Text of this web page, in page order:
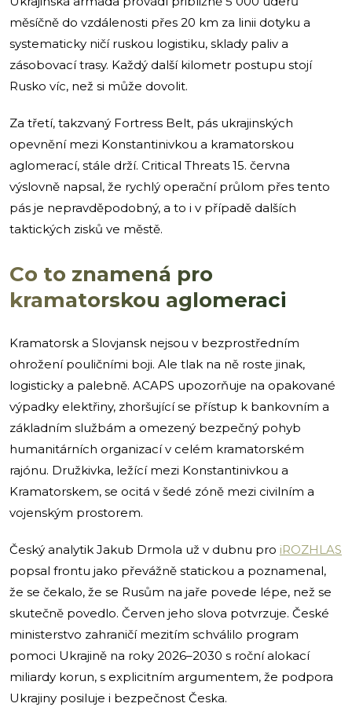
měsíčně do vzdálenosti přes 20 km za linii dotyku a
systematicky ničí ruskou logistiku, sklady paliv a
zásobovací trasy. Každý další kilometr postupu stojí
Rusko víc, než si může dovolit.
Za třetí, takzvaný Fortress Belt, pás ukrajinských
opevnění mezi Konstantinivkou a kramatorskou
aglomerací, stále drží. Critical Threats 15. června
výslovně napsal, že rychlý operační průlom přes tento
pás je nepravděpodobný, a to i v případě dalších
taktických zisků ve městě.
Co to znamená pro
kramatorskou aglomeraci
Kramatorsk a Slovjansk nejsou v bezprostředním
ohrožení pouličními boji. Ale tlak na ně roste jinak,
logisticky a palebně. ACAPS upozorňuje na opakované
výpadky elektřiny, zhoršující se přístup k bankovním a
základním službám a omezený bezpečný pohyb
humanitárních organizací v celém kramatorském
rajónu. Družkivka, ležící mezi Konstantinivkou a
Kramatorskem, se ocitá v šedé zóně mezi civilním a
vojenským prostorem.
Český analytik Jakub Drmola už v dubnu pro iROZHLAS
popsal frontu jako převážně statickou a poznamenal,
že se čekalo, že se Rusům na jaře povede lépe, než se
skutečně povedlo. Červen jeho slova potvrzuje. České
ministerstvo zahraničí mezitím schválilo program
pomoci Ukrajině na roky 2026–2030 s roční alokací
miliardy korun, s explicitním argumentem, že podpora
Ukrajiny posiluje i bezpečnost Česka.